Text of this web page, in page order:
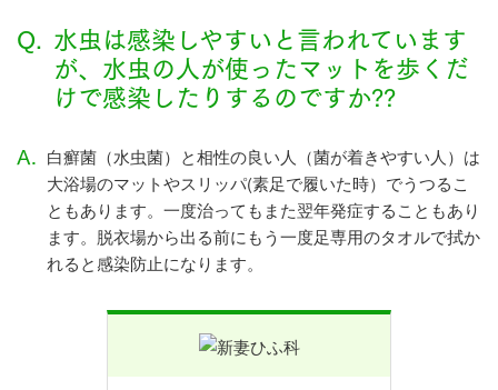
Q. 水虫は感染しやすいと言われています
が、水虫の人が使ったマットを歩くだ
けで感染したりするのですか??
A. 白癬菌（水虫菌）と相性の良い人（菌が着きやすい人）は
大浴場のマットやスリッパ(素足で履いた時）でうつるこ
ともあります。一度治ってもまた翌年発症することもあり
ます。脱衣場から出る前にもう一度足専用のタオルで拭か
れると感染防止になります。